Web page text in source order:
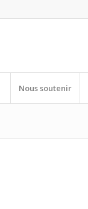
Nous soutenir